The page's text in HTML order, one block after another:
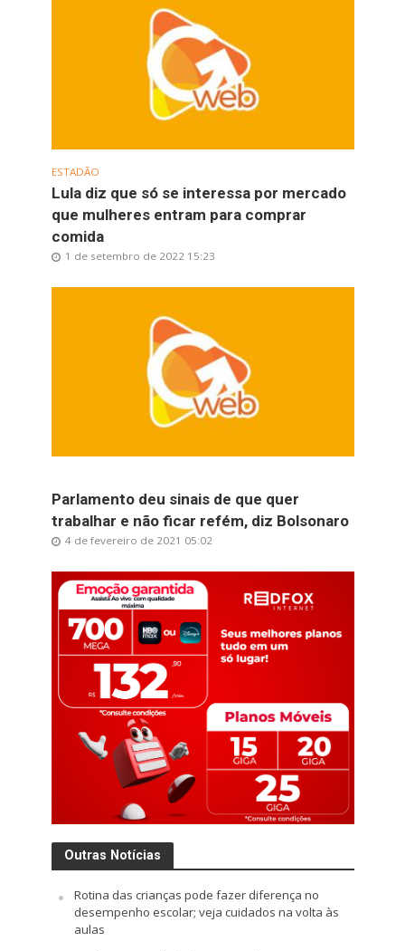
ESTADÃO
Lula diz que só se interessa por mercado
que mulheres entram para comprar
comida
1 de setembro de 2022 15:23
Parlamento deu sinais de que quer
trabalhar e não ficar refém, diz Bolsonaro
4 de fevereiro de 2021 05:02
Outras Notícias
Rotina das crianças pode fazer diferença no
desempenho escolar; veja cuidados na volta às
aulas